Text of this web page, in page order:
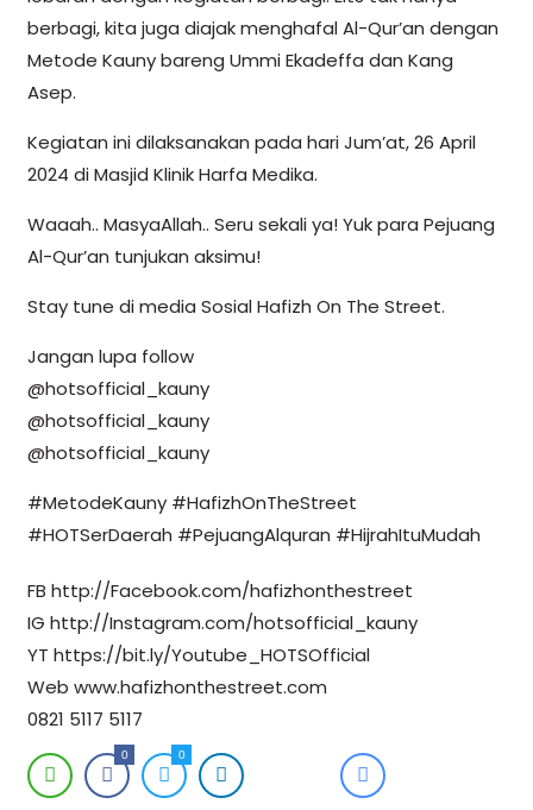
berbagi, kita juga diajak menghafal Al-Qur’an dengan
Metode Kauny bareng Ummi Ekadeffa dan Kang
Asep.
Kegiatan ini dilaksanakan pada hari Jum’at, 26 April
2024 di Masjid Klinik Harfa Medika.
Waaah.. MasyaAllah.. Seru sekali ya! Yuk para Pejuang
Al-Qur’an tunjukan aksimu!
Stay tune di media Sosial Hafizh On The Street.
Jangan lupa follow
@hotsofficial_kauny
@hotsofficial_kauny
@hotsofficial_kauny
#MetodeKauny #HafizhOnTheStreet
#HOTSerDaerah #PejuangAlquran #HijrahItuMudah
FB http://Facebook.com/hafizhonthestreet
IG http://Instagram.com/hotsofficial_kauny
YT https://bit.ly/Youtube_HOTSOfficial
Web www.hafizhonthestreet.com
0821 5117 5117
0 0